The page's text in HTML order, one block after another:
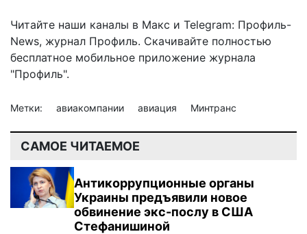
Читайте наши каналы в Макс и Telegram: Профиль-
News, журнал Профиль. Скачивайте полностью
бесплатное мобильное приложение журнала
"Профиль".
Метки: авиакомпании авиация Минтранс
САМОЕ ЧИТАЕМОЕ
Антикоррупционные органы
Украины предъявили новое
обвинение экс-послу в США
Стефанишиной